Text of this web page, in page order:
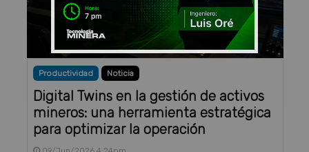
Productividad Noticia
Digital Twins en la gestión de activos
mineros: una herramienta estratégica
para optimizar la operación